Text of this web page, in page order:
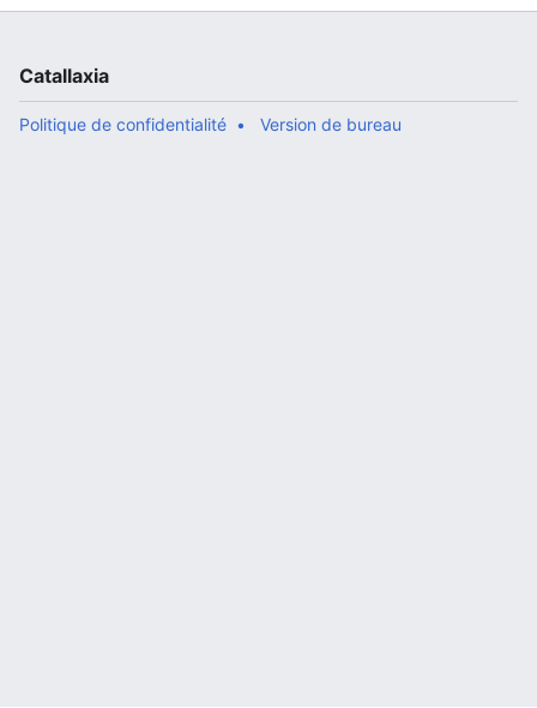
Catallaxia
Politique de confidentialité Version de bureau